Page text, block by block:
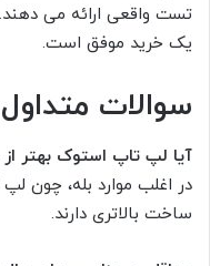
تست واقعی ارائه می
یک خرید موفق است.
سوالات متداول
آیا لپ تاپ استوک
در اغلب موارد بله، چون
ساخت بالاتری دارند.